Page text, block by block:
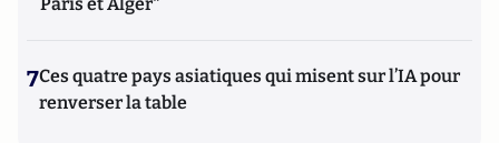
7Ces quatre pays asiatiques qui misent sur l’IA pour
renverser la table